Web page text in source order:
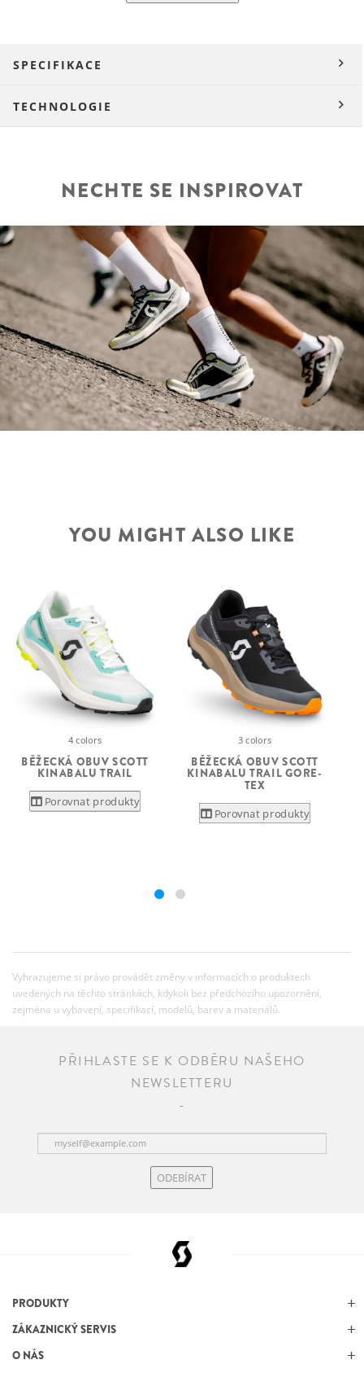
SPECIFIKACE
TECHNOLOGIE
NECHTE SE INSPIROVAT
YOU MIGHT ALSO LIKE
4 colors
BĚŽECKÁ OBUV SCOTT
KINABALU TRAIL
Porovnat produkty
3 colors
BĚŽECKÁ OBUV SCOTT
KINABALU TRAIL GORE-
TEX
Porovnat produkty
Vyhrazujeme si právo provádět změny v informacích o produktech
uvedených na těchto stránkách, kdykoli bez předchozího upozornění,
zejména u vybavení, specifikací, modelů, barev a materiálů.
PŘIHLASTE SE K ODBĚRU NAŠEHO
NEWSLETTERU
ODEBÍRAT
PRODUKTY
ZÁKAZNICKÝ SERVIS
O NÁS